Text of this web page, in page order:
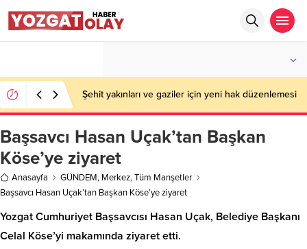
Şehit yakınları ve gaziler için yeni hak düzenlemesi
Başsavcı Hasan Uçak’tan Başkan
Köse’ye ziyaret
Anasayfa GÜNDEM, Merkez,Tüm Manşetler
Başsavcı Hasan Uçak’tan Başkan Köse’ye ziyaret
Yozgat Cumhuriyet Başsavcısı Hasan Uçak, Belediye Başkanı
Celal Köse’yi makamında ziyaret etti.